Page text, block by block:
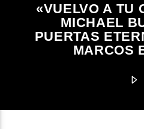
«VUELVO A TU
MICHAEL
PUERTAS
MARCOS